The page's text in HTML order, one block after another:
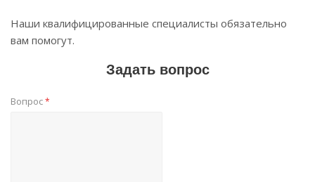
Наши квалифицированные специалисты обязательно
вам помогут.
Задать вопрос
Вопрос*